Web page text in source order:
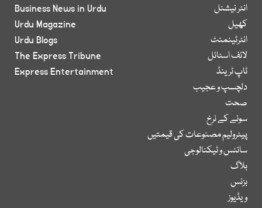
انٹر نیشنل
کھیل
انٹرٹینمنٹ
لائف اسٹائل
ٹاپ ٹرینڈ
دلچسپ و عجیب
صحت
سونے کے نرخ
پیٹرولیم مصنوعات کی قیمتیں
سائنس و ٹیکنالوجی
بلاگ
بزنس
ویڈیوز
Business News in Urdu
Urdu Magazine
Urdu Blogs
The Express Tribune
Express Entertainment